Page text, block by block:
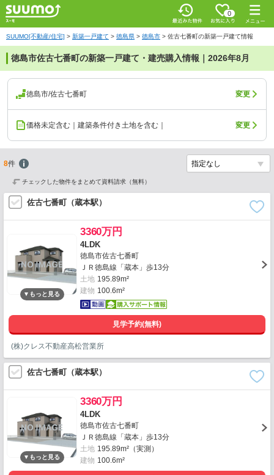
0
SUUMO[不動産/住宅] > 新築一戸建て > 徳島県 > 徳島市 > 佐古七番町の新築一戸建て情報
徳島市佐古七番町の新築一戸建て・建売購入情報｜2026年8月
徳島市/佐古七番町 変更
価格未定含む｜建築条件付き土地を含む｜ 変更
8件
チェックした物件をまとめて資料請求（無料）
佐古七番町（蔵本駅）
3360万円
4LDK
徳島市佐古七番町
ＪＲ徳島線「蔵本」歩13分
土地 195.89m²
建物 100.6m²
見学予約(無料)
(株)クレス不動産高松営業所
佐古七番町（蔵本駅）
3360万円
4LDK
徳島市佐古七番町
ＪＲ徳島線「蔵本」歩13分
土地 195.89m²（実測）
建物 100.6m²